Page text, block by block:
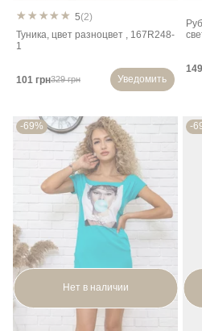
5(2)
Туника, цвет разноцвет , 167R248-
1
101 грн329 грн Уведомить
-69%
Нет в наличии
-